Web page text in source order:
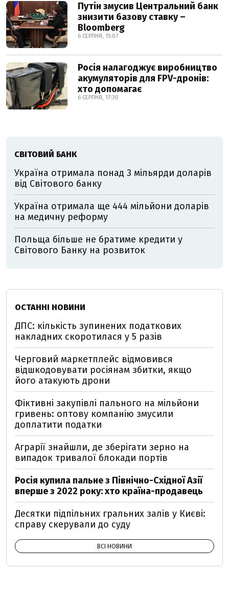
Путін змусив Центральний банк
знизити базову ставку –
Bloomberg
6 СЕРПНЯ, 15:07
Росія налагоджує виробництво
акумуляторів для FPV-дронів:
хто допомагає
6 СЕРПНЯ, 17:30
СВІТОВИЙ БАНК
Україна отримала понад 3 мільярди доларів
від Світового банку
Україна отримала ще 444 мільйони доларів
на медичну реформу
Польща більше не братиме кредити у
Світового Банку на розвиток
ОСТАННІ НОВИНИ
ДПС: кількість зупинених податкових
накладних скоротилася у 5 разів
Черговий маркетплейс відмовився
відшкодовувати росіянам збитки, якщо
його атакують дрони
Фіктивні закупівлі пального на мільйони
гривень: оптову компанію змусили
доплатити податки
Аграрії знайшли, де зберігати зерно на
випадок тривалої блокади портів
Росія купила пальне з Північно-Східної Азії
вперше з 2022 року: хто країна-продавець
Десятки підпільних гральних залів у Києві:
справу скерували до суду
ВСІ НОВИНИ